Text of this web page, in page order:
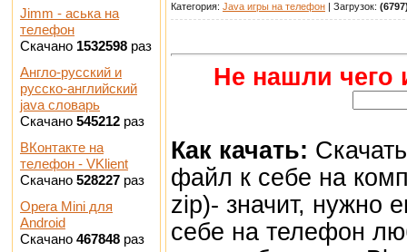
Jimm - аська на
телефон
Скачано 1532598 раз
Англо-русский и
русско-английский
java словарь
Скачано 545212 раз
ВКонтакте на
телефон - VKlient
Скачано 528227 раз
Opera Mini для
Android
Скачано 467848 раз
Категория: Java игры на телефон | Загрузок:
Не нашли чего
Как качать:
файл к себе на
zip)- значит, нужно
себе на телефон